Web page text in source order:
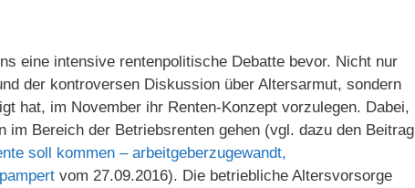
eine intensive rentenpolitische Debatte bevor. Nicht nur
der kontroversen Diskussion über Altersarmut, sondern
hat, im November ihr Renten-Konzept vorzulegen. Dabei,
Bereich der Betriebsrenten gehen (vgl. dazu den Beitrag
soll kommen – arbeitgeberzugewandt,
vom 27.09.2016). Die betriebliche Altersvorsorge